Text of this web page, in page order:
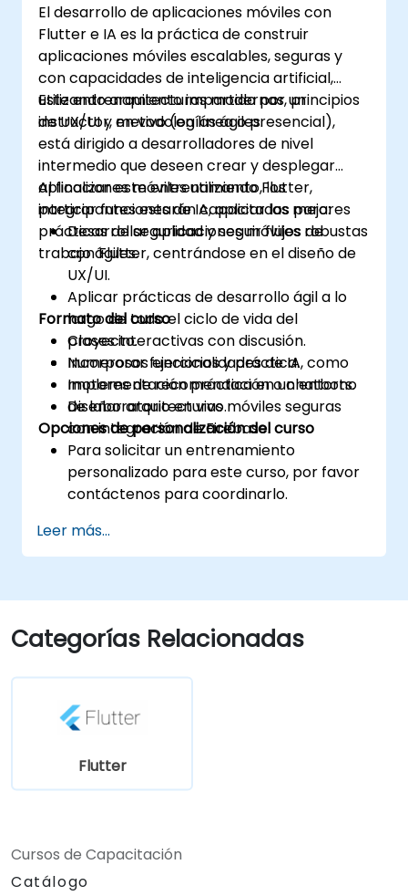
El desarrollo de aplicaciones móviles con
Flutter e IA es la práctica de construir
aplicaciones móviles escalables, seguras y
con capacidades de inteligencia artificial,
utilizando arquitecturas modernas, principios
de UX/UI y metodologías ágiles.
Este entrenamiento impartido por un
instructor, en vivo (en línea o presencial),
está dirigido a desarrolladores de nivel
intermedio que deseen crear y desplegar
aplicaciones móviles utilizando Flutter,
integrar funciones de IA, aplicar las mejores
prácticas de seguridad y seguir flujos de
trabajo ágiles.
Al finalizar este entrenamiento, los
participantes estarán capacitados para:
Desarrollar aplicaciones móviles robustas
con Flutter, centrándose en el diseño de
UX/UI.
Aplicar prácticas de desarrollo ágil a lo
largo de todo el ciclo de vida del
proyecto.
Incorporar funcionalidades de IA, como
motores de recomendación o chatbots.
Diseñar arquitecturas móviles seguras
con integración de Firebase.
Formato del curso
Clases interactivas con discusión.
Numerosos ejercicios y práctica.
Implementación práctica en un entorno
de laboratorio en vivo.
Opciones de personalización del curso
Para solicitar un entrenamiento
personalizado para este curso, por favor
contáctenos para coordinarlo.
Leer más...
Categorías Relacionadas
Flutter
Cursos de Capacitación
Catálogo